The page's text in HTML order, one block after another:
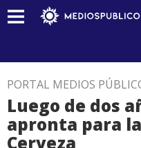
PORTAL MEDIOS
Luego de dos
apronta para
Cerveza